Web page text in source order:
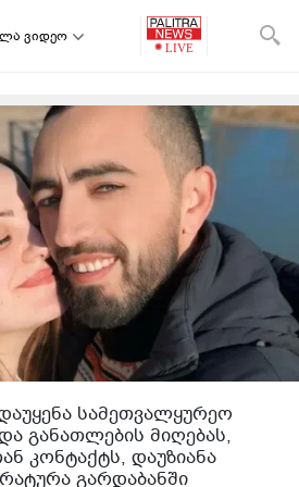
ვიდეო
სამეთვალყურეო
განათლების მიღებას,
კონტაქტს, დაუზიანა
გარდაბანში